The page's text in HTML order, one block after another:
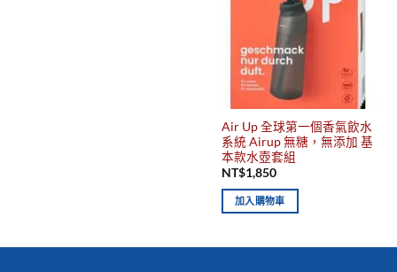
Air Up 全球第一個香氣飲水
系統 Airup 無糖，無添加 基
本款水壺套組
NT$1,850
加入購物車